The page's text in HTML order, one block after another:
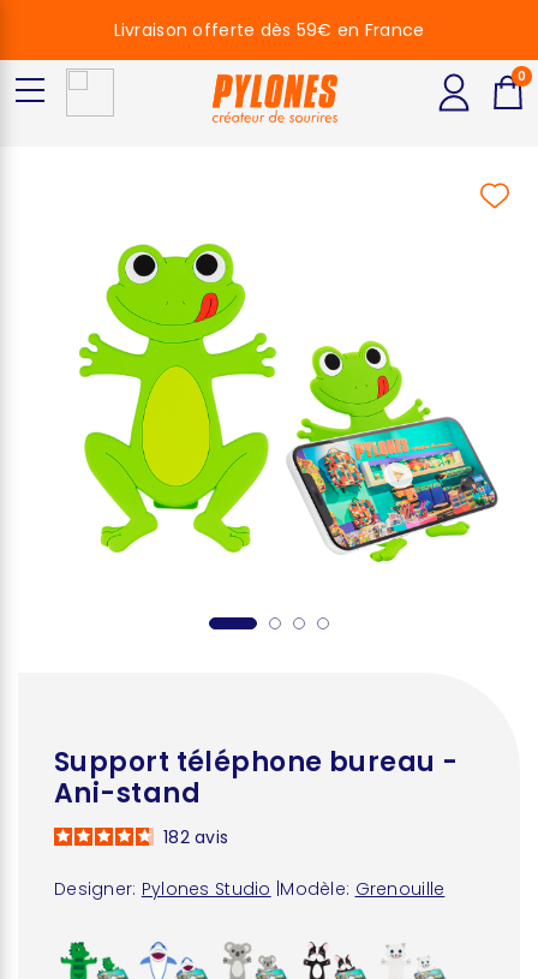
Support téléphone bureau -
Ani-stand
Designer: Pylones Studio Modèle: Grenouille
182avis
Livraison offerte dès 59€ en France
0